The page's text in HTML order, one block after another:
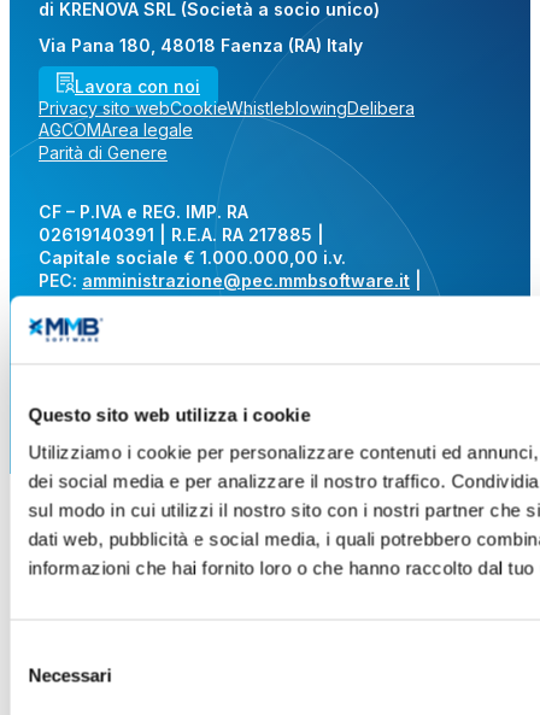
Questo sito web utilizza i cookie
Utilizziamo i cookie per personalizzare contenuti ed
dei social media e per analizzare il nostro traffico.
sul modo in cui utilizzi il nostro sito con i nostri partner che
dati web, pubblicità e social media, i quali potrebbero
informazioni che hai fornito loro o che hanno raccolto dal
delNecessari
di KRENOVA SRL (Società a socio unico)
Via Pana 180, 48018 Faenza (RA) Italy
Lavora con noi
Privacy sito webCookieWhistleblowingDelibera
AGCOMArea legale
Parità di Genere
CF – P.IVA e REG. IMP. RA
02619140391 | R.E.A. RA 217885 |
Capitale sociale € 1.000.000,00 i.v.
PEC: amministrazione@pec.mmbsoftware.it
N. ROC: 41983
Phone:+39 0546 637711
info@mmbsoftware.it